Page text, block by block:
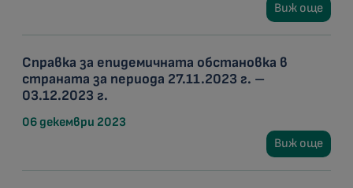
Виж още
Справка за епидемичната обстановка в
страната за периода 27.11.2023 г. –
03.12.2023 г.
06 декември 2023
Виж още